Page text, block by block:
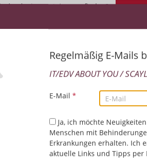
Jobs im Posteingang finden?
Regelmäßig E-Mails
IT/EDV ABOUT YOU /
E-Mail *
Ja, ich möchte
Menschen mit
Erkrankungen erhalten. Ich
aktuelle Links und Tipps per
Leider